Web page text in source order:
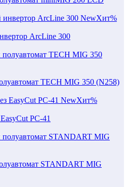
NewХит%
ArcLine 300
TECH MIG 350 (N258)
NewХит%
PC-41
STANDART MIG